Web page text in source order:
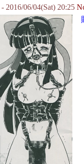
- 2016/06/04(Sat) 20:25